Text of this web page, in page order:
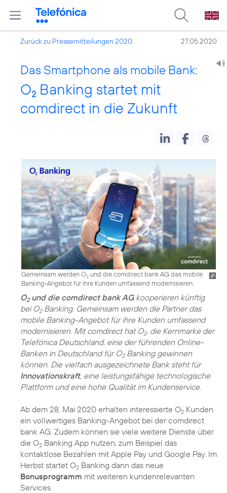
Zurück zu Pressemitteilungen 2020 27.05.2020
Das Smartphone als mobile Bank:
O2 Banking startet mit
comdirect in die Zukunft
Gemeinsam werden O2 und die comdirect bank AG das mobile
Banking-Angebot für ihre Kunden umfassend modernisieren.
O2und die comdirect bank AGkooperieren künftig
bei O2Banking. Gemeinsam werden die Partner das
mobile Banking-Angebot für ihre Kunden umfassend
modernisieren. Mit comdirect hat O2, die Kernmarke der
Telefónica Deutschland, eine der führenden Online-
Banken in Deutschland für O2Banking gewinnen
können. Die vielfach ausgezeichnete Bank steht für
Innovationskraft, eine leistungsfähige technologische
Plattform und eine hohe Qualität im Kundenservice.
Ab dem 28. Mai 2020 erhalten interessierte O2 Kunden
ein vollwertiges Banking-Angebot bei der comdirect
bank AG. Zudem können sie viele weitere Dienste über
die O2 Banking App nutzen, zum Beispiel das
kontaktlose Bezahlen mit Apple Pay und Google Pay. Im
Herbst startet O2 Banking dann das neue
Bonusprogramm mit weiteren kundenrelevanten
Services.